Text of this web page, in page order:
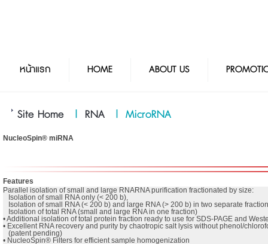
หน้าแรก HOME ABOUT US
Site Home | RNA | MicroRNA
NucleoSpin® miRNA
Features
Parallel isolation of small and large RNARNA purification fractionated by size:
   Isolation of small RNA only (< 200 b),
Isolation of small RNA (< 200 b) and large RNA (> 200 b) in two separate
   Isolation of total RNA (small and large RNA in one fraction)
• Additional isolation of total protein fraction ready to use for SDS-PAGE and
• Excellent RNA recovery and purity by chaotropic salt lysis without phenol/
   (patent pending)
• NucleoSpin® Filters for efficient sample homogenization